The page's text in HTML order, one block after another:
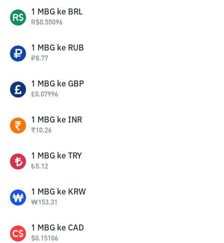
1 MBG ke BRL
R$0.55096
1 MBG ke RUB
₽8.77
1 MBG ke GBP
£0.07996
1 MBG ke INR
₹10.26
1 MBG ke TRY
₺5.12
1 MBG ke KRW
₩153.31
1 MBG ke CAD
$0.15106